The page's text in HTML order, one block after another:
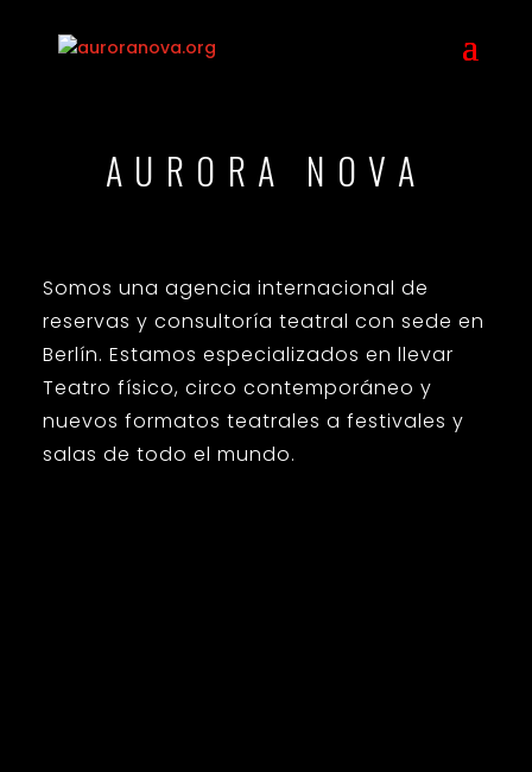
AURORA NOVA
Somos una agencia internacional de
reservas y consultoría teatral con sede en
Berlín. Estamos especializados en llevar
Teatro físico, circo contemporáneo y
nuevos formatos teatrales a festivales y
salas de todo el mundo.